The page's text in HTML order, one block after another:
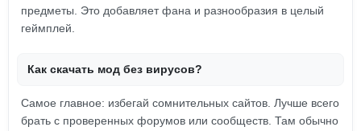
предметы. Это добавляет фана и разнообразия в целый
геймплей.
Как скачать мод без вирусов?
Самое главное: избегай сомнительных сайтов. Лучше всего
брать с проверенных форумов или сообществ. Там обычно